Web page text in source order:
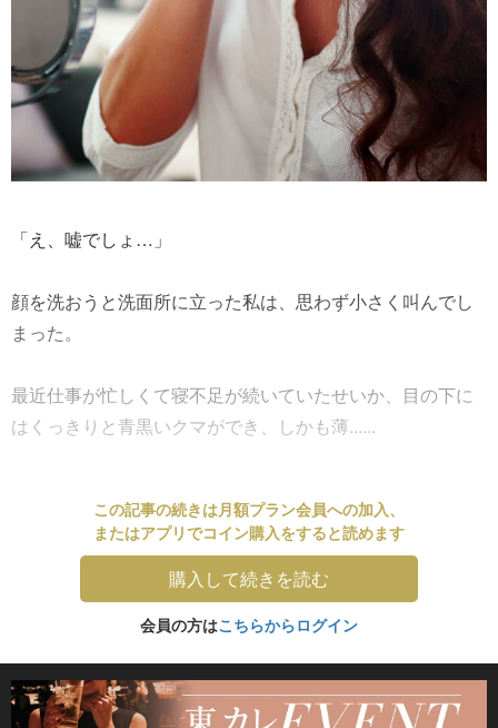
「え、嘘でしょ…」
顔を洗おうと洗面所に立った私は、思わず小さく叫んでし
まった。
最近仕事が忙しくて寝不足が続いていたせいか、目の下に
はくっきりと青黒いクマができ、しかも薄......
この記事の続きは月額プラン会員への加入、
またはアプリでコイン購入をすると読めます
購入して続きを読む
会員の方はこちらからログイン